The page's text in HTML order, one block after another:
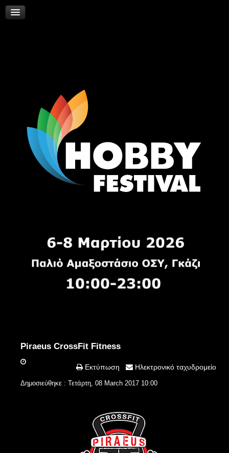
Piraeus CrossFit Fitness
Εκτύπωση Ηλεκτρονικό ταχυδρομείο
Δημοσιεύθηκε : Τετάρτη, 08 March 2017 10:00